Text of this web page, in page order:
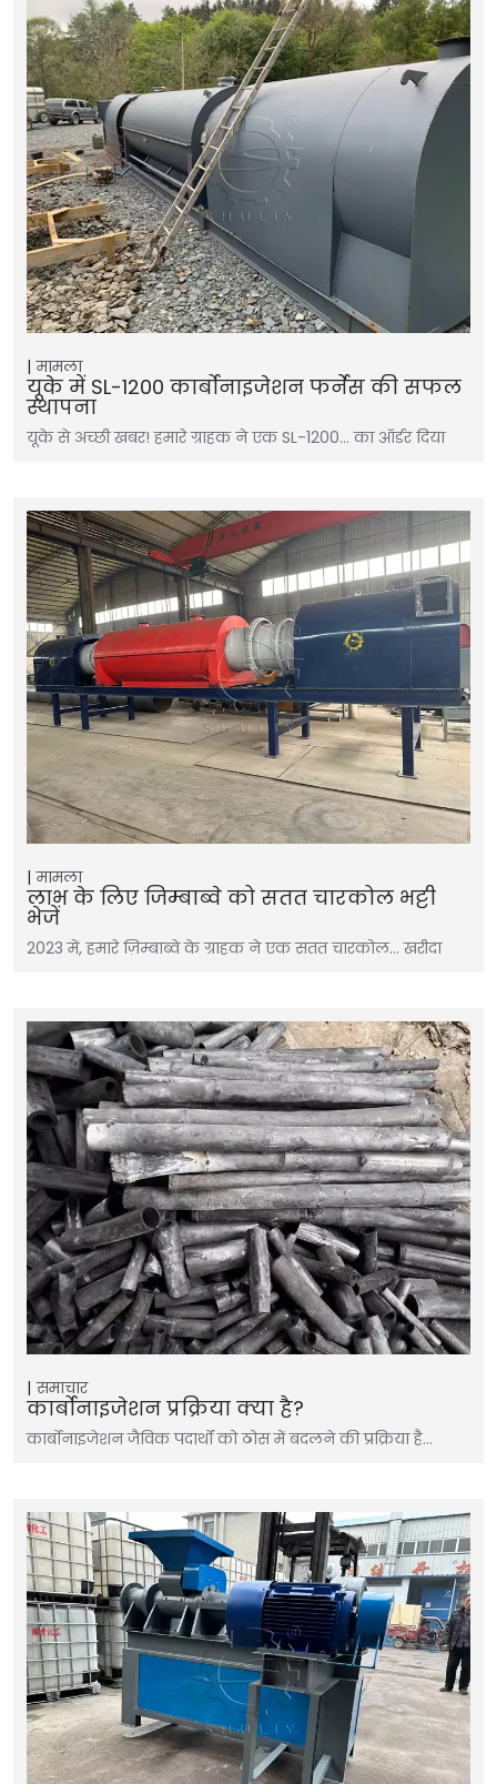
मामला
यूके में SL-1200 कार्बोनाइजेशन फर्नेस की सफल
स्थापना
यूके से अच्छी खबर! हमारे ग्राहक ने एक SL-1200… का ऑर्डर दिया
मामला
लाभ के लिए जिम्बाब्वे को सतत चारकोल भट्टी
भेजें
2023 में, हमारे ज़िम्बाब्वे के ग्राहक ने एक सतत चारकोल… खरीदा
समाचार
कार्बोनाइजेशन प्रक्रिया क्या है?
कार्बोनाइजेशन जैविक पदार्थों को ठोस में बदलने की प्रक्रिया है…